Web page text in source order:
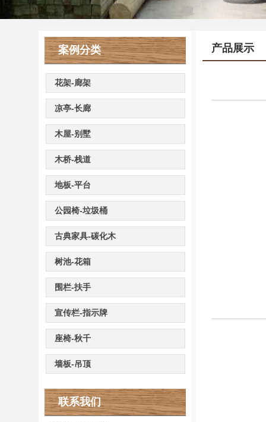
案例分类
花架-廊架
凉亭-长廊
木屋-别墅
木桥-栈道
地板-平台
公园椅-垃圾桶
古典家具-碳化木
树池-花箱
围栏-扶手
宣传栏-指示牌
座椅-秋千
墙板-吊顶
联系我们
产品展示